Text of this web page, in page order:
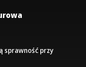
sprawność przy